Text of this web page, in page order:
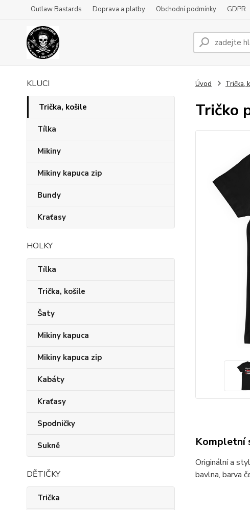
Outlaw Bastards Doprava a platby Obchodní podmínky GDPR
KLUCI
Trička, košile
Tílka
Mikiny
Mikiny kapuca zip
Bundy
Kraťasy
HOLKY
Tílka
Trička, košile
Šaty
Mikiny kapuca
Mikiny kapuca zip
Kabáty
Kraťasy
Spodničky
Sukně
DĚTIČKY
Trička
Úvod Trička,
Tričko
Kompletní
Originální a
bavlna, barva